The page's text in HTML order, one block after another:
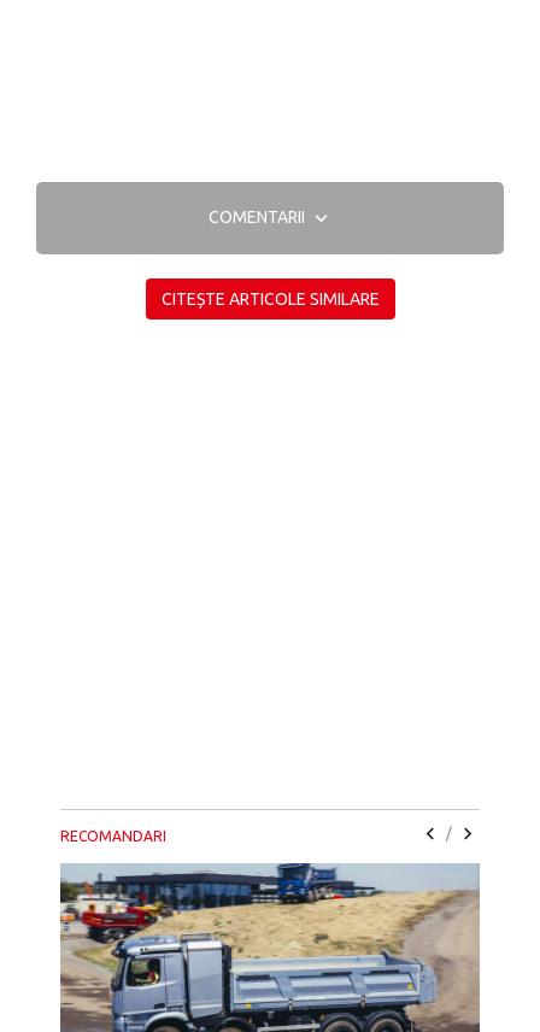
COMENTARII
CITEȘTE ARTICOLE SIMILARE
RECOMANDARI /